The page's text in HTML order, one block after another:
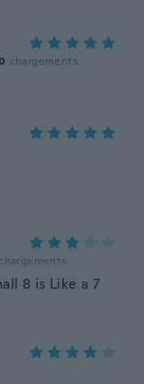
chargements
chargements
8 is Like a 7